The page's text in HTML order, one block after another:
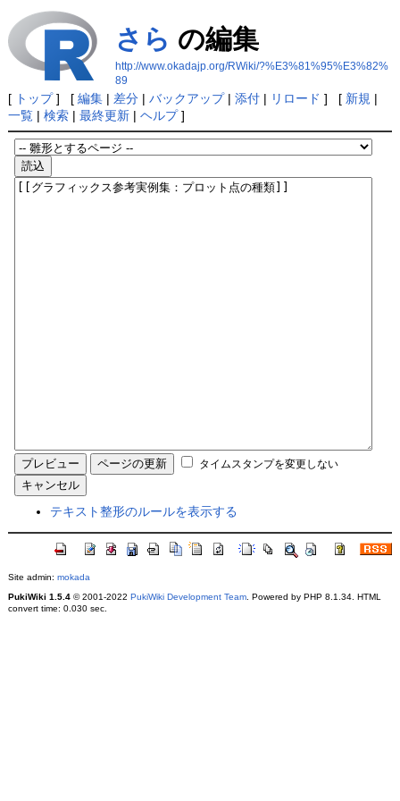
さら の編集
http://www.okadajp.org/RWiki/?%E3%81%95%E3%82%
89
[ トップ] [ 編集| 差分| バックアップ| 添付| リロード ] [ 新規 |
一覧| 検索| 最終更新| ヘルプ]
タイムスタンプを変更しない
テキスト整形のルールを表示する
Site admin: mokada
PukiWiki 1.5.4© 2001-2022 PukiWiki Development Team. Powered by PHP 8.1.34. HTML
convert time: 0.030 sec.